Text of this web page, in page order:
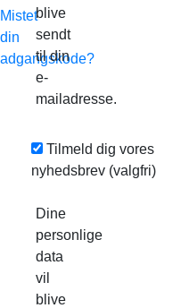
Mistet
din
adgangskode?
blive
sendt
til din
e-
mailadresse.
Tilmeld dig vores
nyhedsbrev (valgfri)
Dine
personlige
data
vil
blive